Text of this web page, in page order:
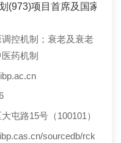
(973)项目首席及国家重
控机制；衰老及衰老
药机制
屯路15号（100101）
sourcedb/rck